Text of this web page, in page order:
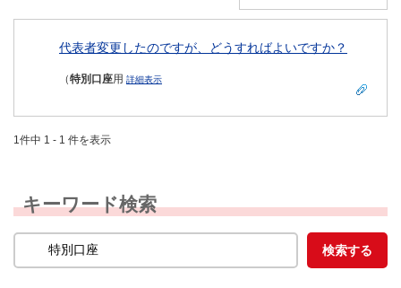
代表者変更したのですが、どうすればよいですか？
（特別口座用 詳細表示
1件中 1 - 1 件を表示
キーワード検索